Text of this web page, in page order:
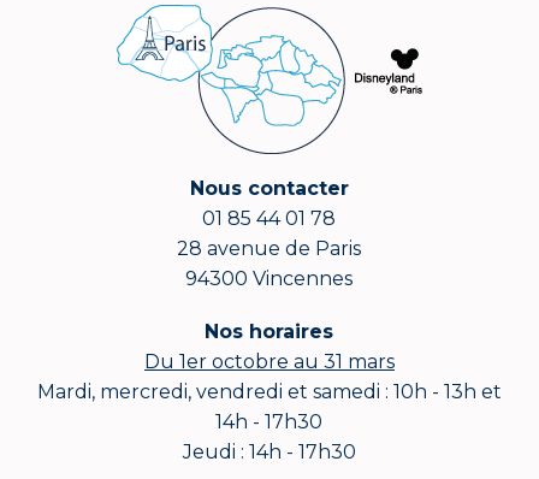
Nous contacter
01 85 44 01 78
28 avenue de Paris
94300 Vincennes
Nos horaires
Du 1er octobre au 31 mars
Mardi, mercredi, vendredi et samedi : 10h - 13h et
14h - 17h30
Jeudi : 14h - 17h30